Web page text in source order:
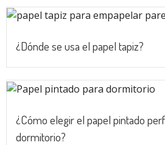
¿Dónde se usa el papel tapiz?
¿Cómo elegir el papel pintado
dormitorio?